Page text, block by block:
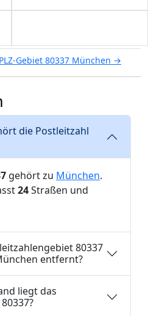
Gebiet 80337 München →
die Postleitzahl
gehört zu München.
24Straßen und
80337
entfernt?
liegt das